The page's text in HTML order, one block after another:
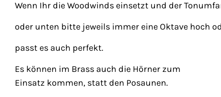
Wenn Ihr die Woodwinds einsetzt und der
oder unten bitte jeweils immer eine Oktave hoch
passt es auch perfekt.
Es können im Brass auch die Hörner zum
Einsatz kommen, statt den Posaunen.